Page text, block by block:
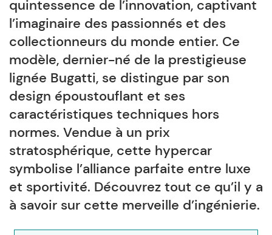
quintessence de l’innovation, captivant
l’imaginaire des passionnés et des
collectionneurs du monde entier. Ce
modèle, dernier-né de la prestigieuse
lignée Bugatti, se distingue par son
design époustouflant et ses
caractéristiques techniques hors
normes. Vendue à un prix
stratosphérique, cette hypercar
symbolise l’alliance parfaite entre luxe
et sportivité. Découvrez tout ce qu’il y a
à savoir sur cette merveille d’ingénierie.